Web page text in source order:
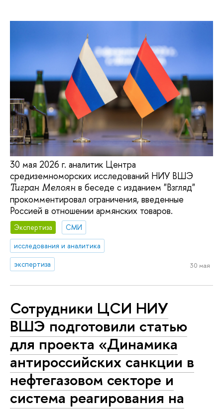
30 мая 2026 г. аналитик Центра
средиземноморских исследований НИУ ВШЭ
Тигран Мелоян в беседе с изданием "Взгляд"
прокомментировал ограничения, введенные
Россией в отношении армянских товаров.
Экспертиза
СМИ
исследования и аналитика
экспертиза
30 мая
Сотрудники ЦСИ НИУ
ВШЭ подготовили статью
для проекта «Динамика
антироссийских санкции в
нефтегазовом секторе и
система реагирования на